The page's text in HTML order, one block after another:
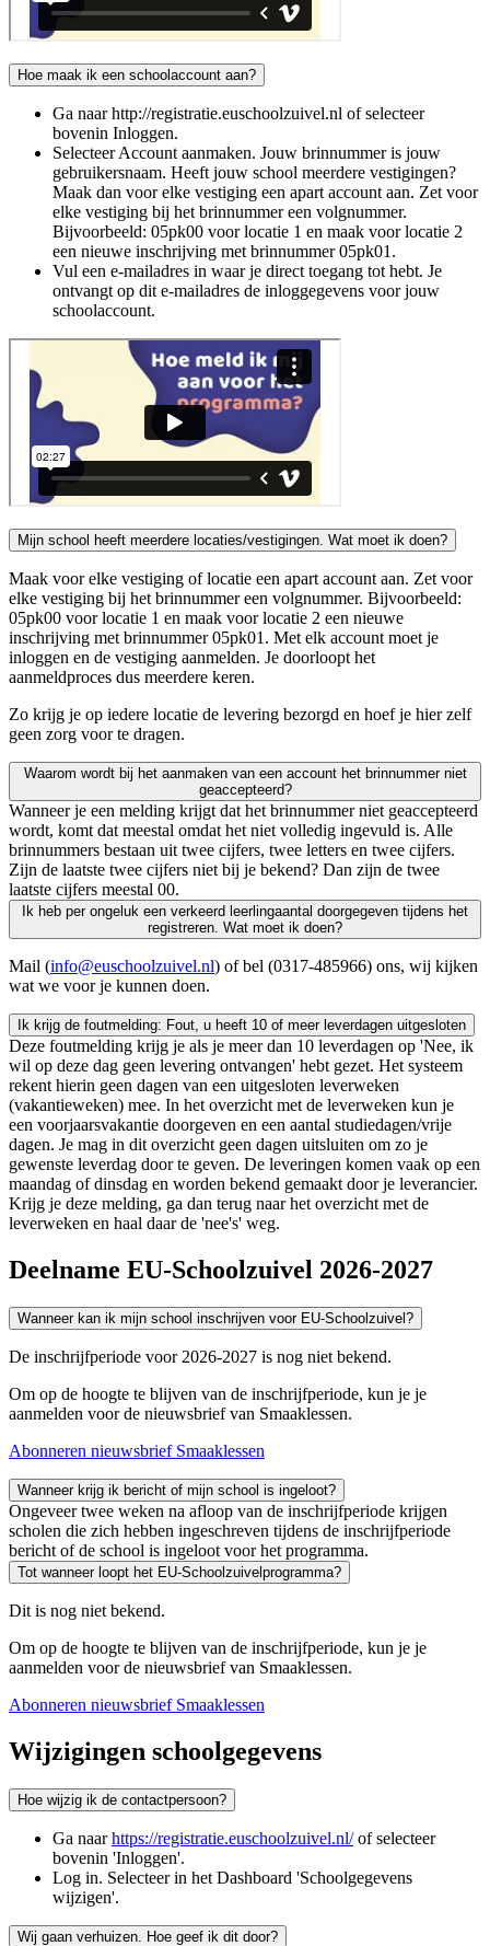
Hoe maak ik een schoolaccount aan?
Ga naar http://registratie.euschoolzuivel.nl of selecteer
bovenin Inloggen.
Selecteer Account aanmaken. Jouw brinnummer is jouw
gebruikersnaam. Heeft jouw school meerdere vestigingen?
Maak dan voor elke vestiging een apart account aan. Zet voor
elke vestiging bij het brinnummer een volgnummer.
Bijvoorbeeld: 05pk00 voor locatie 1 en maak voor locatie 2
een nieuwe inschrijving met brinnummer 05pk01.
Vul een e-mailadres in waar je direct toegang tot hebt. Je
ontvangt op dit e-mailadres de inloggegevens voor jouw
schoolaccount.
Mijn school heeft meerdere locaties/vestigingen. Wat moet ik doen?
Maak voor elke vestiging of locatie een apart account aan. Zet voor
elke vestiging bij het brinnummer een volgnummer. Bijvoorbeeld:
05pk00 voor locatie 1 en maak voor locatie 2 een nieuwe
inschrijving met brinnummer 05pk01. Met elk account moet je
inloggen en de vestiging aanmelden. Je doorloopt het
aanmeldproces dus meerdere keren.
Zo krijg je op iedere locatie de levering bezorgd en hoef je hier zelf
geen zorg voor te dragen.
Waarom wordt bij het aanmaken van een account het brinnummer niet
geaccepteerd?
Wanneer je een melding krijgt dat het brinnummer niet geaccepteerd
wordt, komt dat meestal omdat het niet volledig ingevuld is. Alle
brinnummers bestaan uit twee cijfers, twee letters en twee cijfers.
Zijn de laatste twee cijfers niet bij je bekend? Dan zijn de twee
laatste cijfers meestal 00.
Ik heb per ongeluk een verkeerd leerlingaantal doorgegeven tijdens het
registreren. Wat moet ik doen?
Mail (info@euschoolzuivel.nl) of bel (0317-485966) ons, wij kijken
wat we voor je kunnen doen.
Ik krijg de foutmelding: Fout, u heeft 10 of meer leverdagen uitgesloten
Deze foutmelding krijg je als je meer dan 10 leverdagen op 'Nee, ik
wil op deze dag geen levering ontvangen' hebt gezet. Het systeem
rekent hierin geen dagen van een uitgesloten leverweken
(vakantieweken) mee. In het overzicht met de leverweken kun je
een voorjaarsvakantie doorgeven en een aantal studiedagen/vrije
dagen. Je mag in dit overzicht geen dagen uitsluiten om zo je
gewenste leverdag door te geven. De leveringen komen vaak op een
maandag of dinsdag en worden bekend gemaakt door je leverancier.
Krijg je deze melding, ga dan terug naar het overzicht met de
leverweken en haal daar de 'nee's' weg.
Deelname EU-Schoolzuivel 2026-2027
Wanneer kan ik mijn school inschrijven voor EU-Schoolzuivel?
De inschrijfperiode voor 2026-2027 is nog niet bekend.
Om op de hoogte te blijven van de inschrijfperiode, kun je je
aanmelden voor de nieuwsbrief van Smaaklessen.
Abonneren nieuwsbrief Smaaklessen
Wanneer krijg ik bericht of mijn school is ingeloot?
Ongeveer twee weken na afloop van de inschrijfperiode krijgen
scholen die zich hebben ingeschreven tijdens de inschrijfperiode
bericht of de school is ingeloot voor het programma.
Tot wanneer loopt het EU-Schoolzuivelprogramma?
Dit is nog niet bekend.
Om op de hoogte te blijven van de inschrijfperiode, kun je je
aanmelden voor de nieuwsbrief van Smaaklessen.
Abonneren nieuwsbrief Smaaklessen
Wijzigingen schoolgegevens
Hoe wijzig ik de contactpersoon?
Ga naarhttps://registratie.euschoolzuivel.nl/of selecteer
bovenin 'Inloggen'.
Log in. Selecteer in het Dashboard 'Schoolgegevens
wijzigen'.
Wij gaan verhuizen. Hoe geef ik dit door?